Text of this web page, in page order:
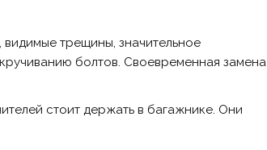
трещины, значительное
болтов. Своевременная замена
стоит держать в багажнике. Они